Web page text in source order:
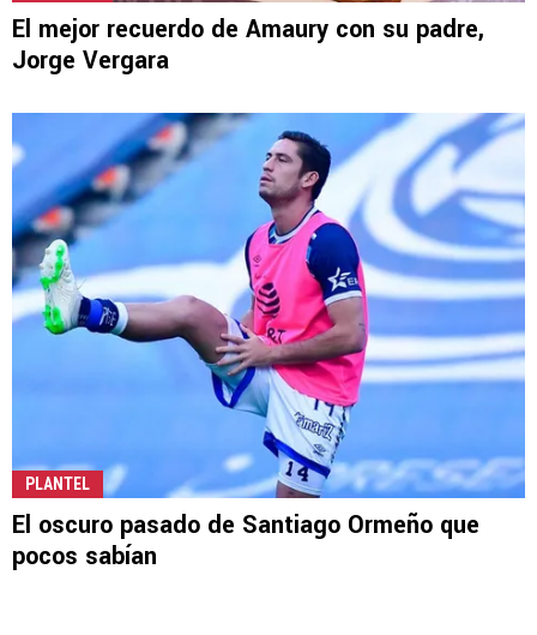
El mejor recuerdo de Amaury con su padre,
Jorge Vergara
PLANTEL
El oscuro pasado de Santiago Ormeño que
pocos sabían